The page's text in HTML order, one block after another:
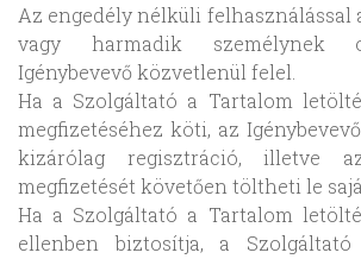
Az engedély nélküli felhasználással
vagy harmadik személynek
Igénybevevő közvetlenül felel.
Ha a Szolgáltató a Tartalom
megfizetéséhez köti, az
kizárólag regisztráció, illetve
megfizetését követően töltheti le
Ha a Szolgáltató a Tartalom
ellenben biztosítja, a